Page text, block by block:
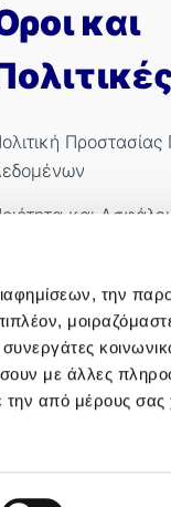
την
με άλλες
την από μέρους
και
και
χρήσης
Συμμετοχής
Βίας &